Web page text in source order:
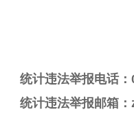
统计违法举报电话
统计违法举报邮箱